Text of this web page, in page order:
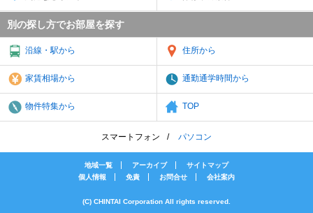
別の探し方でお部屋を探す
沿線・駅から 住所から
家賃相場から 通勤通学時間から
物件特集から TOP
スマートフォン パソコン
地域一覧 アーカイブ
サイトマップ
個人情報
免責 お問合せ 会社案内
(C) CHINTAI Corporation All rights reserved.